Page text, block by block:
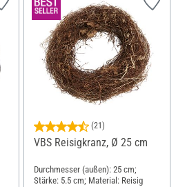
(21)
VBS Reisigkranz, Ø 25 cm
Durchmesser (außen): 25 cm;
Stärke: 5.5 cm; Material: Reisig